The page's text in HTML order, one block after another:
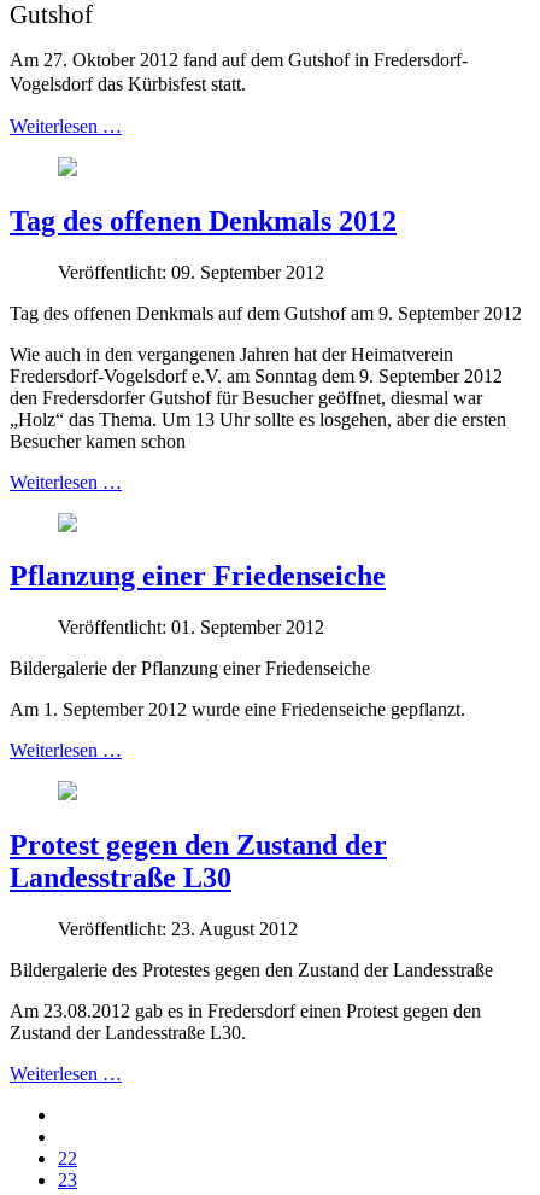
Gutshof
Am 27. Oktober 2012 fand auf dem Gutshof in Fredersdorf-
Vogelsdorf das Kürbisfest statt.
Weiterlesen …
Tag des offenen Denkmals 2012
Veröffentlicht: 09. September 2012
Tag des offenen Denkmals auf dem Gutshof am 9. September 2012
Wie auch in den vergangenen Jahren hat der Heimatverein
Fredersdorf-Vogelsdorf e.V. am Sonntag dem 9. September 2012
den Fredersdorfer Gutshof für Besucher geöffnet, diesmal war
„Holz“ das Thema. Um 13 Uhr sollte es losgehen, aber die ersten
Besucher kamen schon
Weiterlesen …
Pflanzung einer Friedenseiche
Veröffentlicht: 01. September 2012
Bildergalerie der Pflanzung einer Friedenseiche
Am 1. September 2012 wurde eine Friedenseiche gepflanzt.
Weiterlesen …
Protest gegen den Zustand der
Landesstraße L30
Veröffentlicht: 23. August 2012
Bildergalerie des Protestes gegen den Zustand der Landesstraße
Am 23.08.2012 gab es in Fredersdorf einen Protest gegen den
Zustand der Landesstraße L30.
Weiterlesen …
22
23